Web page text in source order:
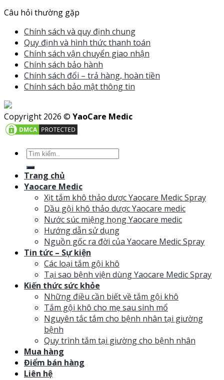
Câu hỏi thường gặp
Chính sách và quy định chung
Quy định và hình thức thanh toán
Chính sách vận chuyển giao nhận
Chính sách bảo hành
Chính sách đổi – trả hàng, hoàn tiền
Chính sách bảo mật thông tin
Copyright 2026 © YaoCare Medic
Trang chủ
Yaocare Medic
Xịt tắm khô thảo dược Yaocare Medic Spray
Dầu gội khô thảo dược Yaocare medic
Nước súc miệng họng Yaocare medic
Hướng dẫn sử dụng
Nguồn gốc ra đời của Yaocare Medic Spray
Tin tức – Sự kiện
Các loại tắm gội khô
Tại sao bệnh viện dùng Yaocare Medic Spray
Kiến thức sức khỏe
Những điều cần biết về tắm gội khô
Tắm gội khô cho mẹ sau sinh mổ
Nguyên tắc tắm cho bệnh nhân tại giường
bệnh
Quy trình tắm tại giường cho bệnh nhân
Mua hàng
Điểm bán hàng
Liên hệ